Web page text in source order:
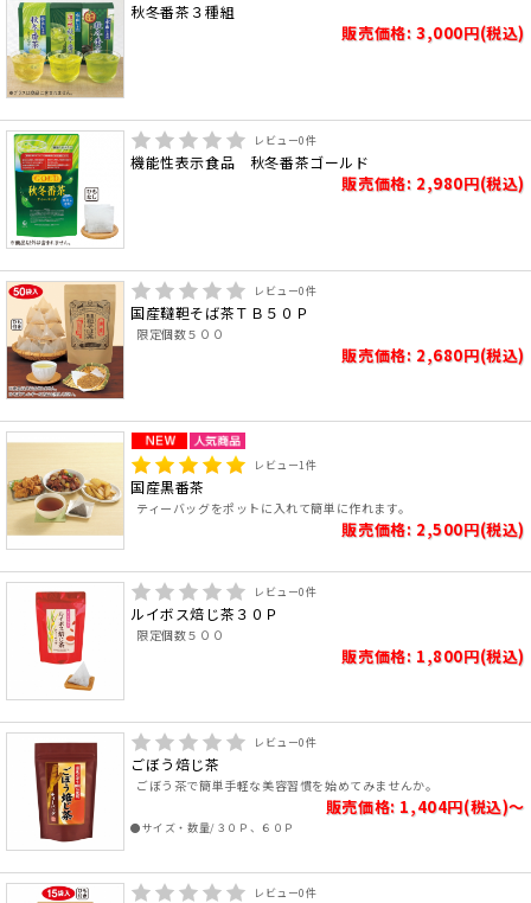
秋冬番茶３種組
販売価格: 3,000円(税込)
レビュー0件
機能性表示食品 秋冬番茶ゴールド
販売価格: 2,980円(税込)
レビュー0件
国産韃靼そば茶ＴＢ５０Ｐ
限定個数５００
販売価格: 2,680円(税込)
レビュー1件
国産黒番茶
ティーバッグをポットに入れて簡単に作れます。
販売価格: 2,500円(税込)
レビュー0件
ルイボス焙じ茶３０Ｐ
限定個数５００
販売価格: 1,800円(税込)
レビュー0件
ごぼう焙じ茶
ごぼう茶で簡単手軽な美容習慣を始めてみませんか。
販売価格: 1,404円(税込)～
●サイズ・数量/３０Ｐ、６０Ｐ
レビュー0件